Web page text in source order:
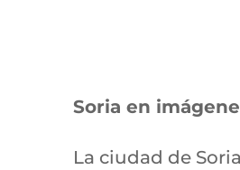
Soria en
La ciudad de